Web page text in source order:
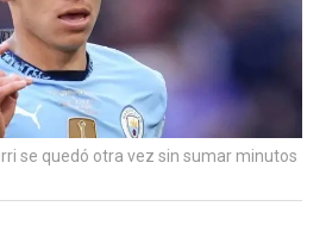
se quedó otra vez sin sumar minutos